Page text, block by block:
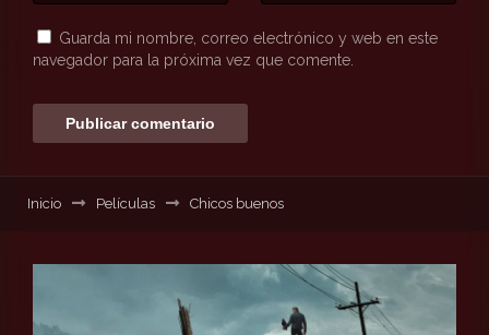
Guarda mi nombre, correo electrónico y web en este
navegador para la próxima vez que comente.
Inicio Películas Chicos buenos